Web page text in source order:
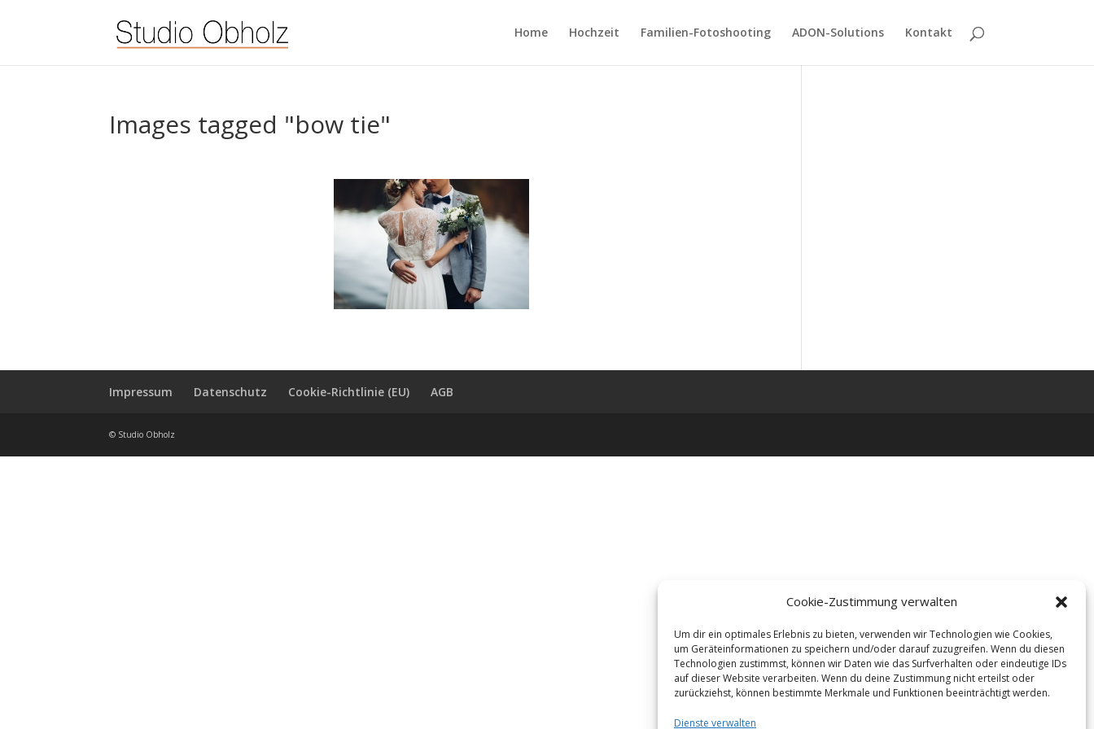
Cookie-Zustimmung verwalten
Um dir ein optimales Erlebnis zu bieten, verwenden wir Technologien wie Cookies,
um Geräteinformationen zu speichern und/oder darauf zuzugreifen. Wenn du diesen
Technologien zustimmst, können wir Daten wie das Surfverhalten oder eindeutige IDs
auf dieser Website verarbeiten. Wenn du deine Zustimmung nicht erteilst oder
zurückziehst, können bestimmte Merkmale und Funktionen beeinträchtigt werden.
Dienste verwalten
Home Hochzeit Familien-Fotoshooting ADON-Solutions Kontakt
Images tagged "bow tie"
Impressum Datenschutz Cookie-Richtlinie (EU) AGB
© Studio Obholz